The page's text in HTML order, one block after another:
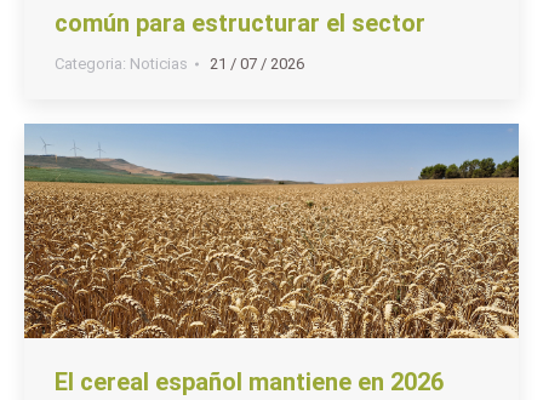
común para estructurar el sector
Categoria: Noticias 21 / 07 / 2026
El cereal español mantiene en 2026